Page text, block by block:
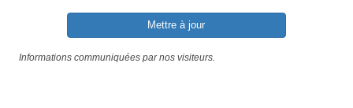
Mettre à jour
Informations communiquées par nos visiteurs.